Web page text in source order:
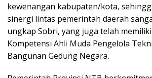
kewenangan kabupaten/kota,
sinergi lintas pemerintah daerah
ungkap Sobri, yang juga telah
Kompetensi Ahli Muda Pengelola
Bangunan Gedung Negara.